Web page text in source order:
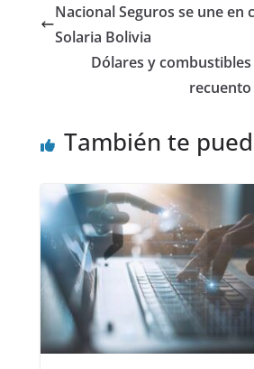
Nacional Seguros se une en
Solaria Bolivia
Dólares y
recuento
También te